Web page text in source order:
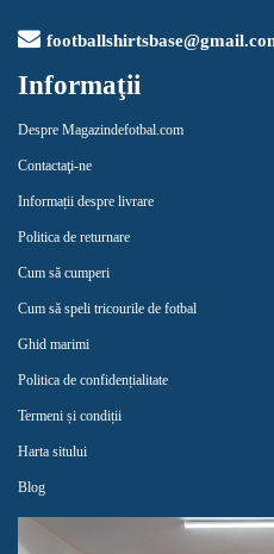
Informaţii
Despre Magazindefotbal.com
Contactaţi-ne
Informații despre livrare
Politica de returnare
Cum să cumperi
Cum să speli tricourile de fotbal
Ghid marimi
Politica de confidențialitate
Termeni și condiții
Harta sitului
Blog